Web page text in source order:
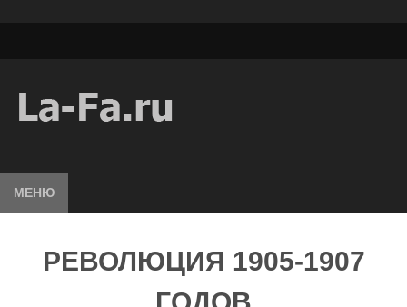
МЕНЮ
РЕВОЛЮЦИЯ 1905-1907